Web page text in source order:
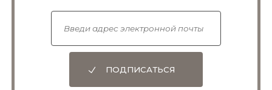
ПОДПИСАТЬСЯ